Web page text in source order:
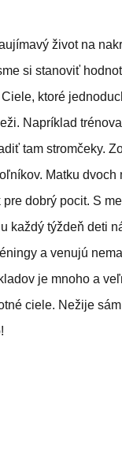
život na
si stanoviť
ktoré
Napríklad
tam stromčeky.
Matku dvoch
dobrý pocit. S
každý týždeň deti
a venujú
je mnoho a
ciele. Nežije